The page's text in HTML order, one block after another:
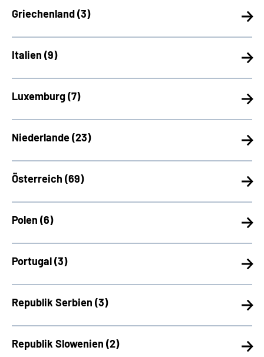
Griechenland (3)
Italien (9)
Luxemburg (7)
Niederlande (23)
Österreich (69)
Polen (6)
Portugal (3)
Republik Serbien (3)
Republik Slowenien (2)